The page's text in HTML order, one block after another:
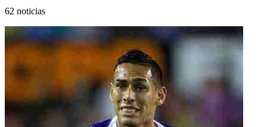
62 noticias